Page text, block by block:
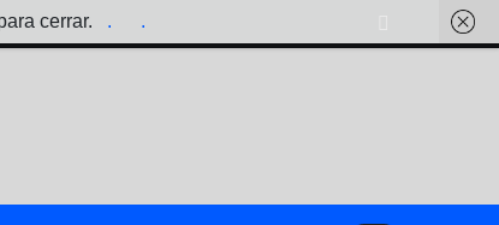
cerrar. . .